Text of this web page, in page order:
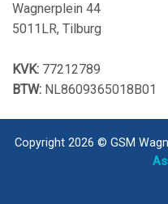
Wagnerplein 44
5011LR, Tilburg
KVK: 77212789
BTW: NL8609365018B01
Copyright 2026 © GSM